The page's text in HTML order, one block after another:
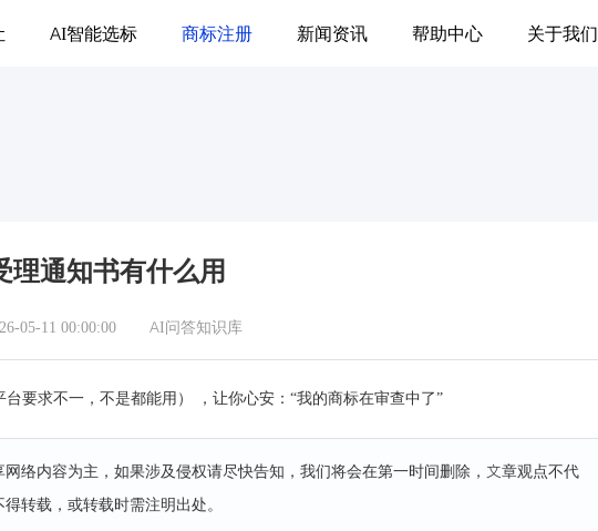
AI智能选标 商标注册 新闻资讯 帮助中心 关于我们
理通知书有什么用
05-11 00:00:00 AI问答知识库
要求不一，不是都能用） ，让你心安：“我的商标在审查中了”
络内容为主，如果涉及侵权请尽快告知，我们将会在第一时间删除，文章观点不代
转载，或转载时需注明出处。